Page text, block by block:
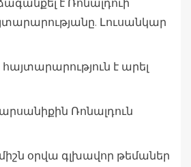
է Ռոնալդուի
Լուսանկար
է արել
Ռոնալդուն
օրվա գլխավոր թեմաներ